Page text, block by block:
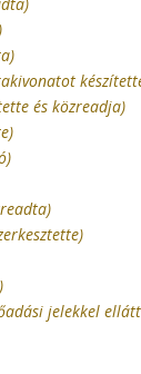
és közreadja)
jelekkel